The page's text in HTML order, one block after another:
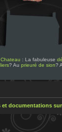
: La fabuleuse
? Au prieuré de sion?
et documentations